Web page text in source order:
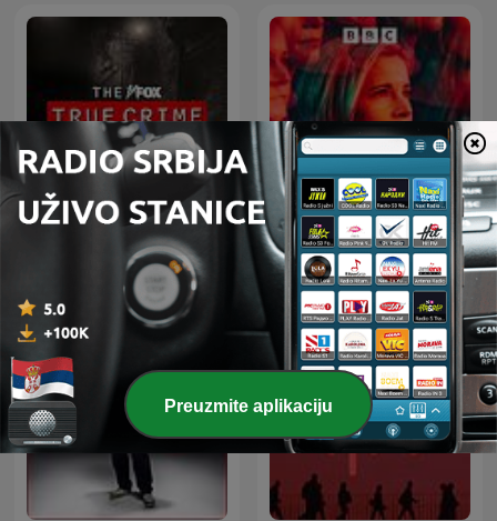
The FOX True Crime
Podcast
Lady Killers with Lucy
Worsley
Preuzmite aplikaciju